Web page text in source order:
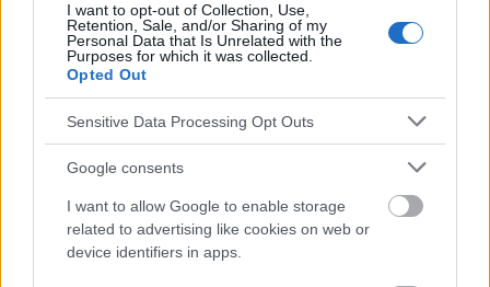
I want to opt-out of Collection, Use,
Retention, Sale, and/or Sharing of my
Personal Data that Is Unrelated with the
Purposes for which it was collected.
Opted Out
Sensitive Data Processing Opt Outs
Google consents
I want to allow Google to enable storage
related to advertising like cookies on web or
device identifiers in apps.
Gesund-ernähren Glukose Insulin Komplikationen
Körperliche betätigung Medikamente
Niedriger glykämischer index Schlafen
Stress-management
polskim